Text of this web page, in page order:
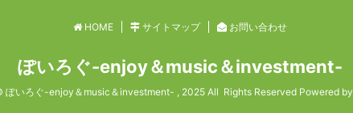
HOME サイトマップ お問い合わせ
ぽいろぐ-enjoy＆music＆investment-
いろぐ-enjoy＆music＆investment- , 2025 All Rights Reserved Powered by